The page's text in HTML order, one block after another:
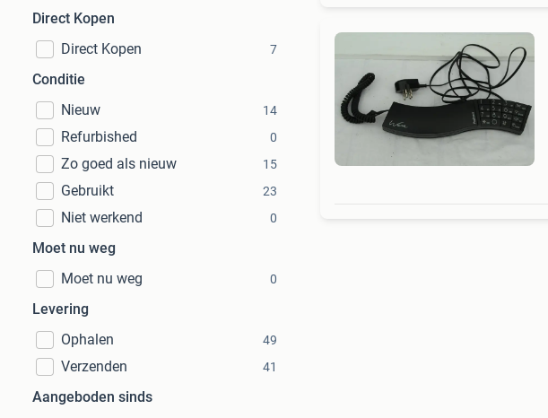
Direct Kopen
Direct Kopen
7
Conditie
Nieuw
14
Refurbished 0
Zo goed als nieuw 15
Gebruikt 23
Niet werkend 0
Moet nu weg
Moet nu weg
0
Levering
Ophalen
49
Verzenden 41
Aangeboden sinds